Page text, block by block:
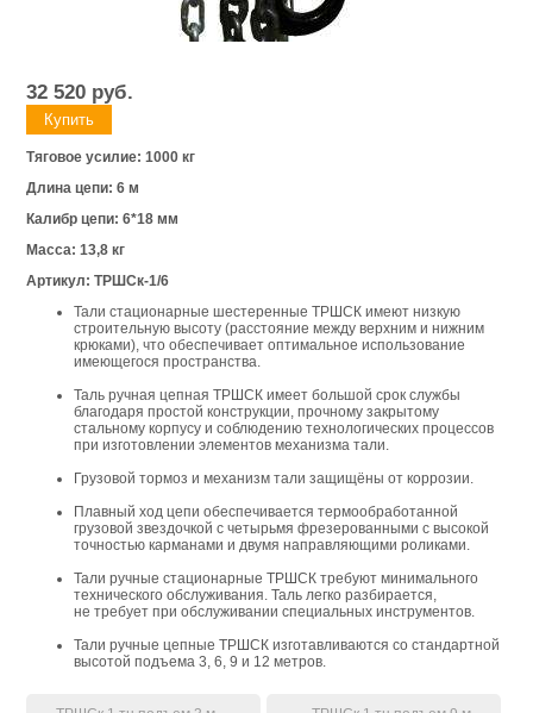
32 520 руб.
Тяговое усилие: 1000 кг
Длина цепи: 6 м
Калибр цепи: 6*18 мм
Масса: 13,8 кг
Артикул: ТРШСк-1/6
Тали стационарные шестеренные ТРШСК имеют низкую
строительную высоту (расстояние между верхним и нижним
крюками), что обеспечивает оптимальное использование
имеющегося пространства.
Таль ручная цепная ТРШСК имеет большой срок службы
благодаря простой конструкции, прочному закрытому
стальному корпусу и соблюдению технологических процессов
при изготовлении элементов механизма тали.
Грузовой тормоз и механизм тали защищёны от коррозии.
Плавный ход цепи обеспечивается термообработанной
грузовой звездочкой с четырьмя фрезерованными с высокой
точностью карманами и двумя направляющими роликами.
Тали ручные стационарные ТРШСК требуют минимального
технического обслуживания. Таль легко разбирается,
не требует при обслуживании специальных инструментов.
Тали ручные цепные ТРШСК изготавливаются со стандартной
высотой подъема 3, 6, 9 и 12 метров.